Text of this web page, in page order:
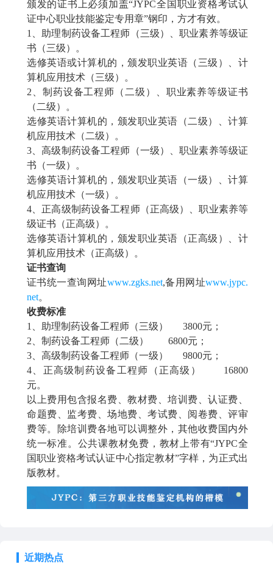
颁发的证书上必须加盖“JYPC全国职业资格考试认
证中心职业技能鉴定专用章”钢印，方才有效。
1、助理制药设备工程师 （三级）、职业素养等级证
书（三级）。
选修英语或计算机的，颁发职业英语（三级）、计
算机应用技术（三级）。
2、 制药设备工程师 （二级）、职业素养等级证书
（二级）。
选修英语计算机的，颁发职业英语（二级）、计算
机应用技术（二级）。
3、高级制药设备工程师 （一级）、职业素养等级证
书（一级）。
选修英语计算机的，颁发职业英语（一级）、计算
机应用技术（一级）。
4、正高级制药设备工程师（正高级）、职业素养等
级证书（正高级）。
选修英语计算机的，颁发职业英语（正高级）、计
算机应用技术（正高级）。
证书查询
证书统一查询网址www.zgks.net,备用网址www.jypc.
net。
收费标准
1、助理制药设备工程师 （三级）
3800元；
2、 制药设备工程师 （二级）
6800元；
3、高级制药设备工程师 （一级）
9800元；
4、正高级制药设备工程师 （正高级）
16800
元。
以上费用包含报名费、教材费、培训费、认证费、
命题费、监考费、场地费、考试费、阅卷费、评审
费等。除培训费各地可以调整外，其他收费国内外
统一标准。公共课教材免费，教材上带有“JYPC全
国职业资格考试认证中心指定教材”字样，为正式出
版教材。
近期热点